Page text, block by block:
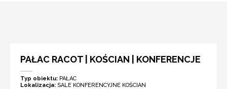
PAŁAC RACOT | KOŚCIAN | KONFERENCJE
Typ obiektu: PAŁAC
Lokalizacja: SALE KONFERENCYJNE KOŚCIAN